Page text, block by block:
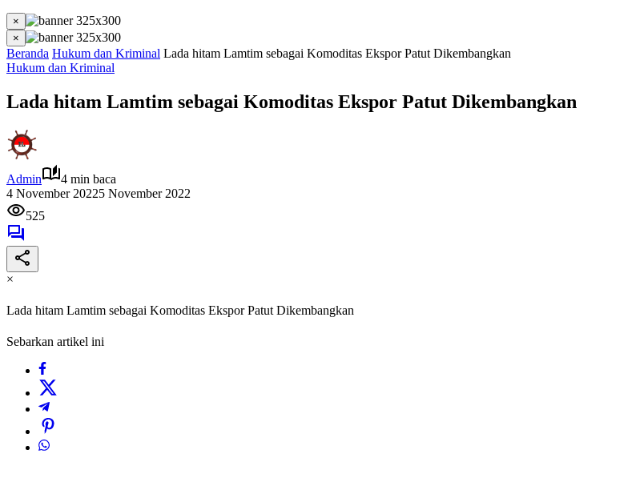
×
×
Beranda Hukum dan Kriminal Lada hitam Lamtim sebagai Komoditas Ekspor Patut Dikembangkan
Hukum dan Kriminal
Lada hitam Lamtim sebagai Komoditas Ekspor Patut Dikembangkan
Admin
4 min baca
4 November 20225 November 2022
525
×
Lada hitam Lamtim sebagai Komoditas Ekspor Patut Dikembangkan
Sebarkan artikel ini